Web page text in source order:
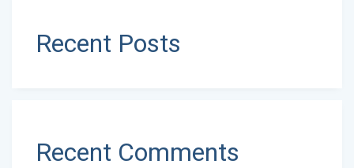
Recent Posts
Recent Comments